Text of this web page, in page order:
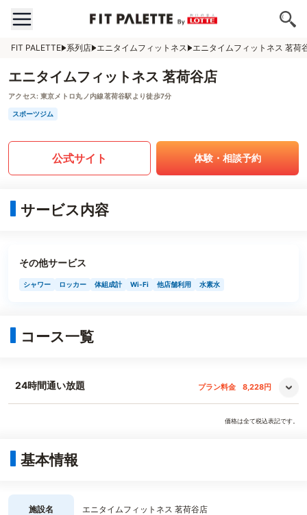
FIT PALETTE 系列店 エニタイムフィットネス エニタイムフィットネス 茗荷
エニタイムフィットネス 茗荷谷店
アクセス: 東京メトロ丸ノ内線茗荷谷駅より徒歩7分
スポーツジム
公式サイト 体験・相談予約
サービス内容
その他サービス
シャワー ロッカー 体組成計 Wi-Fi 他店舗利用 水素水
コース一覧
24時間通い放題 プラン料金 8,228円
価格は全て税込表記です。
基本情報
施設名 エニタイムフィットネス 茗荷谷店